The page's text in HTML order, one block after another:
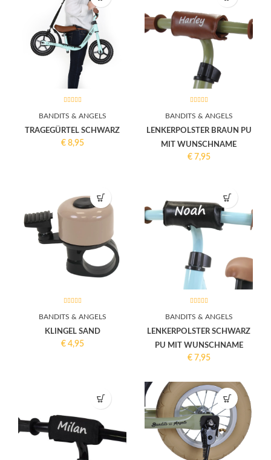
BANDITS & ANGELS
TRAGEGÜRTEL SCHWARZ
€ 8,95
BANDITS & ANGELS
LENKERPOLSTER BRAUN PU
MIT WUNSCHNAME
€ 7,95
BANDITS & ANGELS
KLINGEL SAND
€ 4,95
BANDITS & ANGELS
LENKERPOLSTER SCHWARZ
PU MIT WUNSCHNAME
€ 7,95